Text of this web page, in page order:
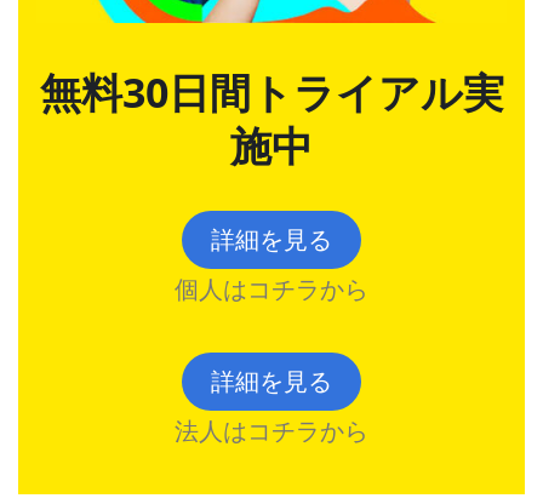
無料30日間トライアル実
施中
詳細を見る
個人はコチラから
詳細を見る
法人はコチラから